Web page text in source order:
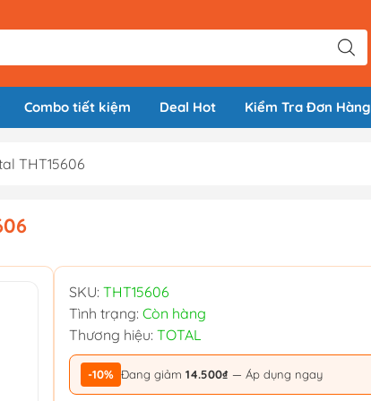
Combo tiết kiệm Deal Hot Kiểm Tra Đơn Hàng
THT15606
SKU: THT15606
Tình trạng: Còn hàng
Thương hiệu: TOTAL
-10% Đang giảm 14.500₫ — Áp dụng ngay